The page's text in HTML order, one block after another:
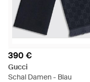
390 €
Gucci
Schal Damen - Blau